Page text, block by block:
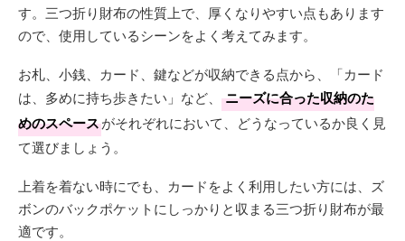
す。三つ折り財布の性質上で、厚くなりやすい点もあります
ので、使用しているシーンをよく考えてみます。
お札、小銭、カード、鍵などが収納できる点から、「カード
は、多めに持ち歩きたい」など、
ニーズに合った収納のた
めのスペースがそれぞれにおいて、どうなっているか良く見
て選びましょう。
上着を着ない時にでも、カードをよく利用したい方には、ズ
ボンのバックポケットにしっかりと収まる三つ折り財布が最
適です。